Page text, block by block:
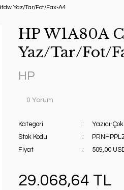
Yaz/Tar/Fot/Fax-A4
HP W1A80A
Yaz/Tar/Fot/
HP
0 Yorum
Kategori
Yazıcı-
Stok Kodu
Fiyat
509,00
29.068,64 TL